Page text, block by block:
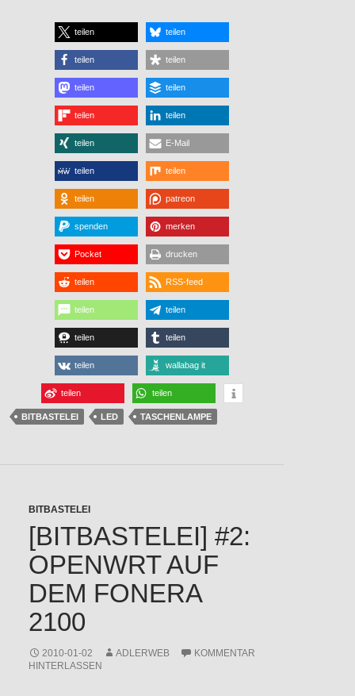
teilen teilen
teilen teilen
teilen teilen
teilen teilen
teilen E-Mail
teilen teilen
teilen patreon
spenden merken
Pocket drucken
teilen RSS-feed
teilen teilen
teilen teilen
teilen wallabag it
teilen teilen
BITBASTELEI LED TASCHENLAMPE
BITBASTELEI
[BITBASTELEI] #2:
OPENWRT AUF
DEM FONERA
2100
2010-01-02 ADLERWEB
KOMMENTAR
HINTERLASSEN